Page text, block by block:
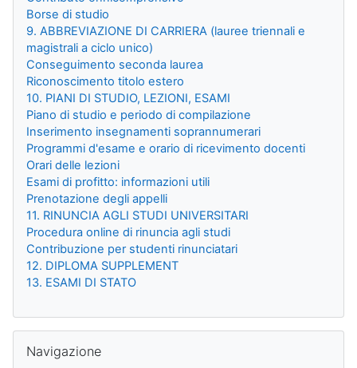
Borse di studio
9. ABBREVIAZIONE DI CARRIERA (lauree triennali e
magistrali a ciclo unico)
Conseguimento seconda laurea
Riconoscimento titolo estero
10. PIANI DI STUDIO, LEZIONI, ESAMI
Piano di studio e periodo di compilazione
Inserimento insegnamenti soprannumerari
Programmi d'esame e orario di ricevimento docenti
Orari delle lezioni
Esami di profitto: informazioni utili
Prenotazione degli appelli
11. RINUNCIA AGLI STUDI UNIVERSITARI
Procedura online di rinuncia agli studi
Contribuzione per studenti rinunciatari
12. DIPLOMA SUPPLEMENT
13. ESAMI DI STATO
Navigazione